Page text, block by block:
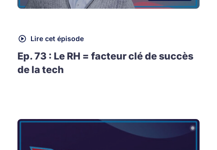
Lire cet épisode
Ep. 73 : Le RH = facteur clé de succès
de la tech